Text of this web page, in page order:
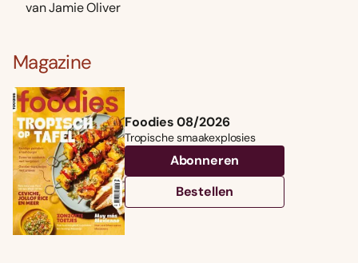
van Jamie Oliver
Magazine
Foodies 08/2026
Tropische smaakexplosies
Abonneren
Bestellen